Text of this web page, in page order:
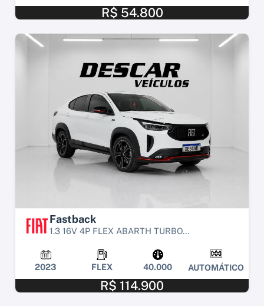
R$ 54.800
Fastback
1.3 16V 4P FLEX ABARTH TURBO...
2023 FLEX 40.000 AUTOMÁTICO
R$ 114.900